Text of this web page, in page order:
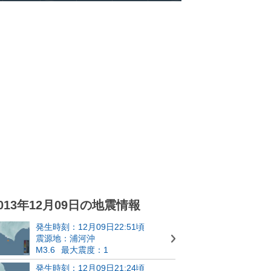
年12月09日の地震情報
発生時刻：12月09日22:51頃
震源地：浦河沖
M3.6
最大震度：1
発生時刻：12月09日21:24頃